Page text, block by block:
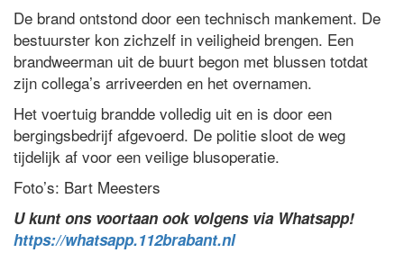
De brand ontstond door een technisch mankement. De
bestuurster kon zichzelf in veiligheid brengen. Een
brandweerman uit de buurt begon met blussen totdat
zijn collega’s arriveerden en het overnamen.
Het voertuig brandde volledig uit en is door een
bergingsbedrijf afgevoerd. De politie sloot de weg
tijdelijk af voor een veilige blusoperatie.
Foto’s: Bart Meesters
U kunt ons voortaan ook volgens via Whatsapp!
https://whatsapp.112brabant.nl